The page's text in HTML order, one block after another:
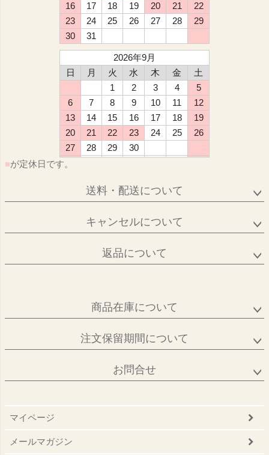
16
17 18 19 20 21
22
23
24 25 26 27 28
29
30
31
2026年9月
日
月 火 水 木 金
土
1
2 3 4
5
6
7 8 9 10 11
12
13
14 15 16 17 18
19
20
21 22 23 24 25
26
27
28 29
30
■が定休日です。
送料・配送について
キャンセルについて
返品について
商品在庫について
注文保留期間について
お問合せ
マイページ
メールマガジン